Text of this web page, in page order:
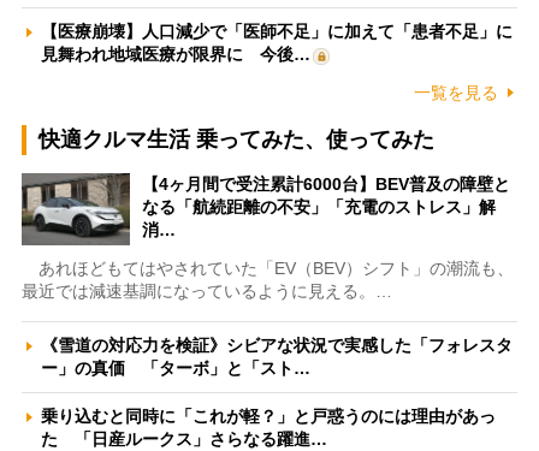
【医療崩壊】人口減少で「医師不足」に加えて「患者不足」に
見舞われ地域医療が限界に 今後…
一覧を見る
快適クルマ生活 乗ってみた、使ってみた
【4ヶ月間で受注累計6000台】BEV普及の障壁と
なる「航続距離の不安」「充電のストレス」解
消…
あれほどもてはやされていた「EV（BEV）シフト」の潮流も、
最近では減速基調になっているように見える。…
《雪道の対応力を検証》シビアな状況で実感した「フォレスタ
ー」の真価 「ターボ」と「スト…
乗り込むと同時に「これが軽？」と戸惑うのには理由があっ
た 「日産ルークス」さらなる躍進…